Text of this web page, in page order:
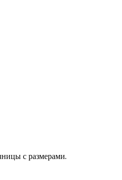
с размерами.